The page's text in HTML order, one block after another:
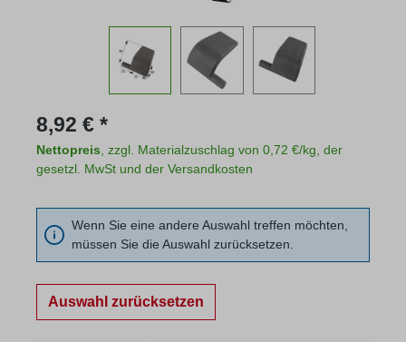
Regulärer Preis:
8,92 € *
Nettopreis , zzgl. Materialzuschlag von 0,72 €/kg, der
gesetzl. MwSt und der Versandkosten
Wenn Sie eine andere Auswahl treffen möchten,
müssen Sie die Auswahl zurücksetzen.
Auswahl zurücksetzen